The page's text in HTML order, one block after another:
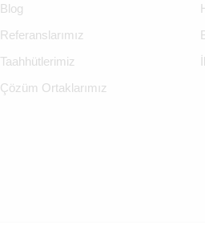
Blog
Referanslarımız
Taahhütlerimiz
Çözüm Ortaklarımız